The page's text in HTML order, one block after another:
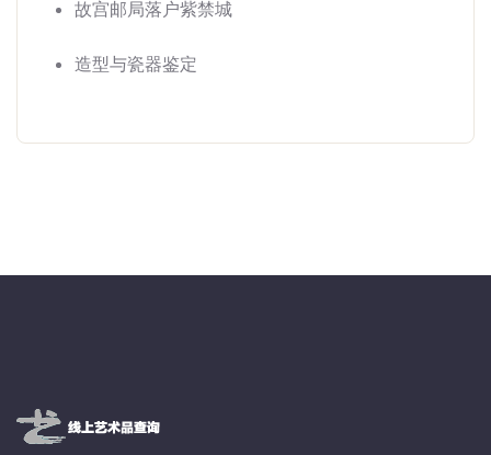
故宫邮局落户紫禁城
造型与瓷器鉴定